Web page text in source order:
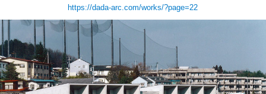
https://dada-arc.com/works/?page=22